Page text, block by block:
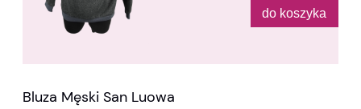
do koszyka
Bluza Męski San Luowa